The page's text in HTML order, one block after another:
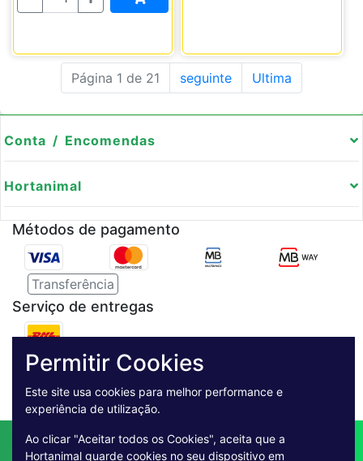
Página 1 de 21 seguinte Ultima
Conta / Encomendas
Hortanimal
Métodos de pagamento
Transferência
Serviço de entregas
Pagamento Seguro
Contactos Envio
Condições de Venda
Permitir Cookies
Este site usa cookies para melhor performance e
experiência de utilização.
Ao clicar "Aceitar todos os Cookies", aceita que a
Hortanimal guarde cookies no seu dispositivo em